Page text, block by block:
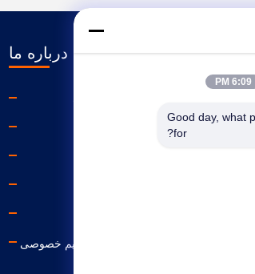
درباره ما
سیاست حفظ حریم خصوصی
6:09 PM
Good day, what
for?